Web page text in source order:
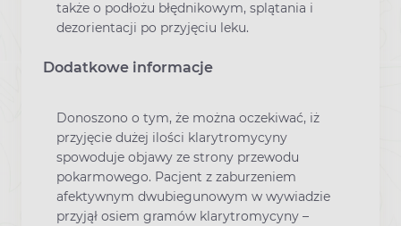
także o podłożu błędnikowym, splątania i
dezorientacji po przyjęciu leku.
Dodatkowe informacje
Donoszono o tym, że można oczekiwać, iż
przyjęcie dużej ilości klarytromycyny
spowoduje objawy ze strony przewodu
pokarmowego. Pacjent z zaburzeniem
afektywnym dwubiegunowym w wywiadzie
przyjął osiem gramów klarytromycyny –